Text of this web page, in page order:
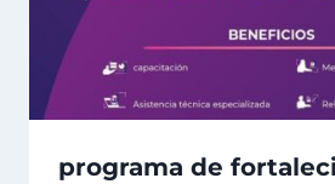
programa de